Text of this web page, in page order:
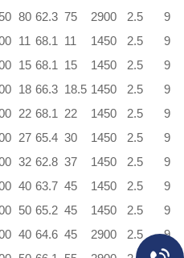
80 62.3 75 2900 2.5
9
11 68.1 11 1450 2.5
9
15 68.1 15 1450 2.5
9
18 66.3 18.5 1450 2.5
9
22 68.1 22 1450 2.5
9
27 65.4 30 1450 2.5
9
32 62.8 37 1450 2.5
9
40 63.7 45 1450 2.5
9
50 65.2 45 1450 2.5
9
40 64.6 45 2900 2.5
9